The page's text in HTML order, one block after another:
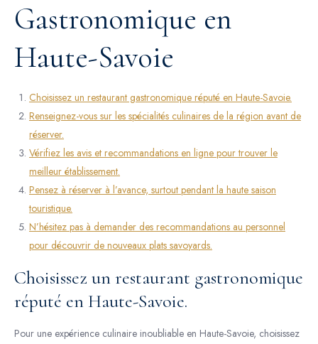
Gastronomique en
Haute-Savoie
Choisissez un restaurant gastronomique réputé en Haute-Savoie.
Renseignez-vous sur les spécialités culinaires de la région avant de
réserver.
Vérifiez les avis et recommandations en ligne pour trouver le
meilleur établissement.
Pensez à réserver à l’avance, surtout pendant la haute saison
touristique.
N’hésitez pas à demander des recommandations au personnel
pour découvrir de nouveaux plats savoyards.
Choisissez un restaurant gastronomique
réputé en Haute-Savoie.
Pour une expérience culinaire inoubliable en Haute-Savoie, choisissez